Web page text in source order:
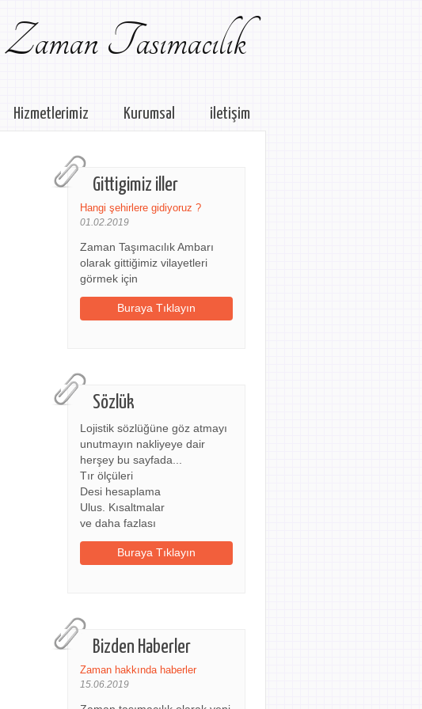
Zaman Tasımacılık
Hizmetlerimiz Kurumsal iletişim
Gittigimiz iller
Hangi şehirlere gidiyoruz ?
01.02.2019
Zaman Taşımacılık Ambarı
olarak gittiğimiz vilayetleri
görmek için
Buraya Tıklayın
Sözlük
Lojistik sözlüğüne göz atmayı
unutmayın nakliyeye dair
herşey bu sayfada...
Tır ölçüleri
Desi hesaplama
Ulus. Kısaltmalar
ve daha fazlası
Buraya Tıklayın
Bizden Haberler
Zaman hakkında haberler
15.06.2019